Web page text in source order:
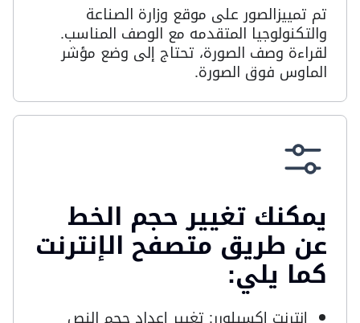
تم تمييزالصور على موقع وزارة الصناعة
والتكنولوجيا المتقدمه مع الوصف المناسب.
لقراءة وصف الصورة، تحتاج إلى وضع مؤشر
الماوس فوق الصورة.
يمكنك تغيير حجم الخط
عن طريق متصفح الإنترنت
كما يلي: